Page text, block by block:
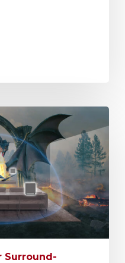
Surround-